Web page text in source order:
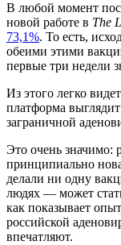
В любой момент
новой работе в The
73,1%. То есть,
обеими этими
первые три недели
Из этого легко
платформа
заграничной
Это очень значимо:
принципиально
делали ни одну
людях — может
как показывает
российской
впечатляют.